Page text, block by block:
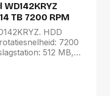
TB 7200 RPM
HDD
7200
512 MB,